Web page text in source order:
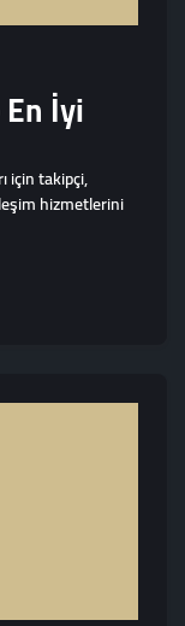
İyi
için takipçi,
hizmetlerini